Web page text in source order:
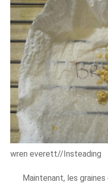
wren everett//Insteading
Maintenant, les